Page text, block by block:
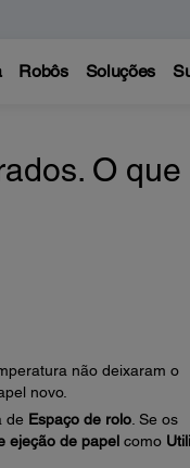
Robôs Soluções
O que
não deixaram o
novo.
de Espaço de rolo. Se os
ejeção de papelcomo